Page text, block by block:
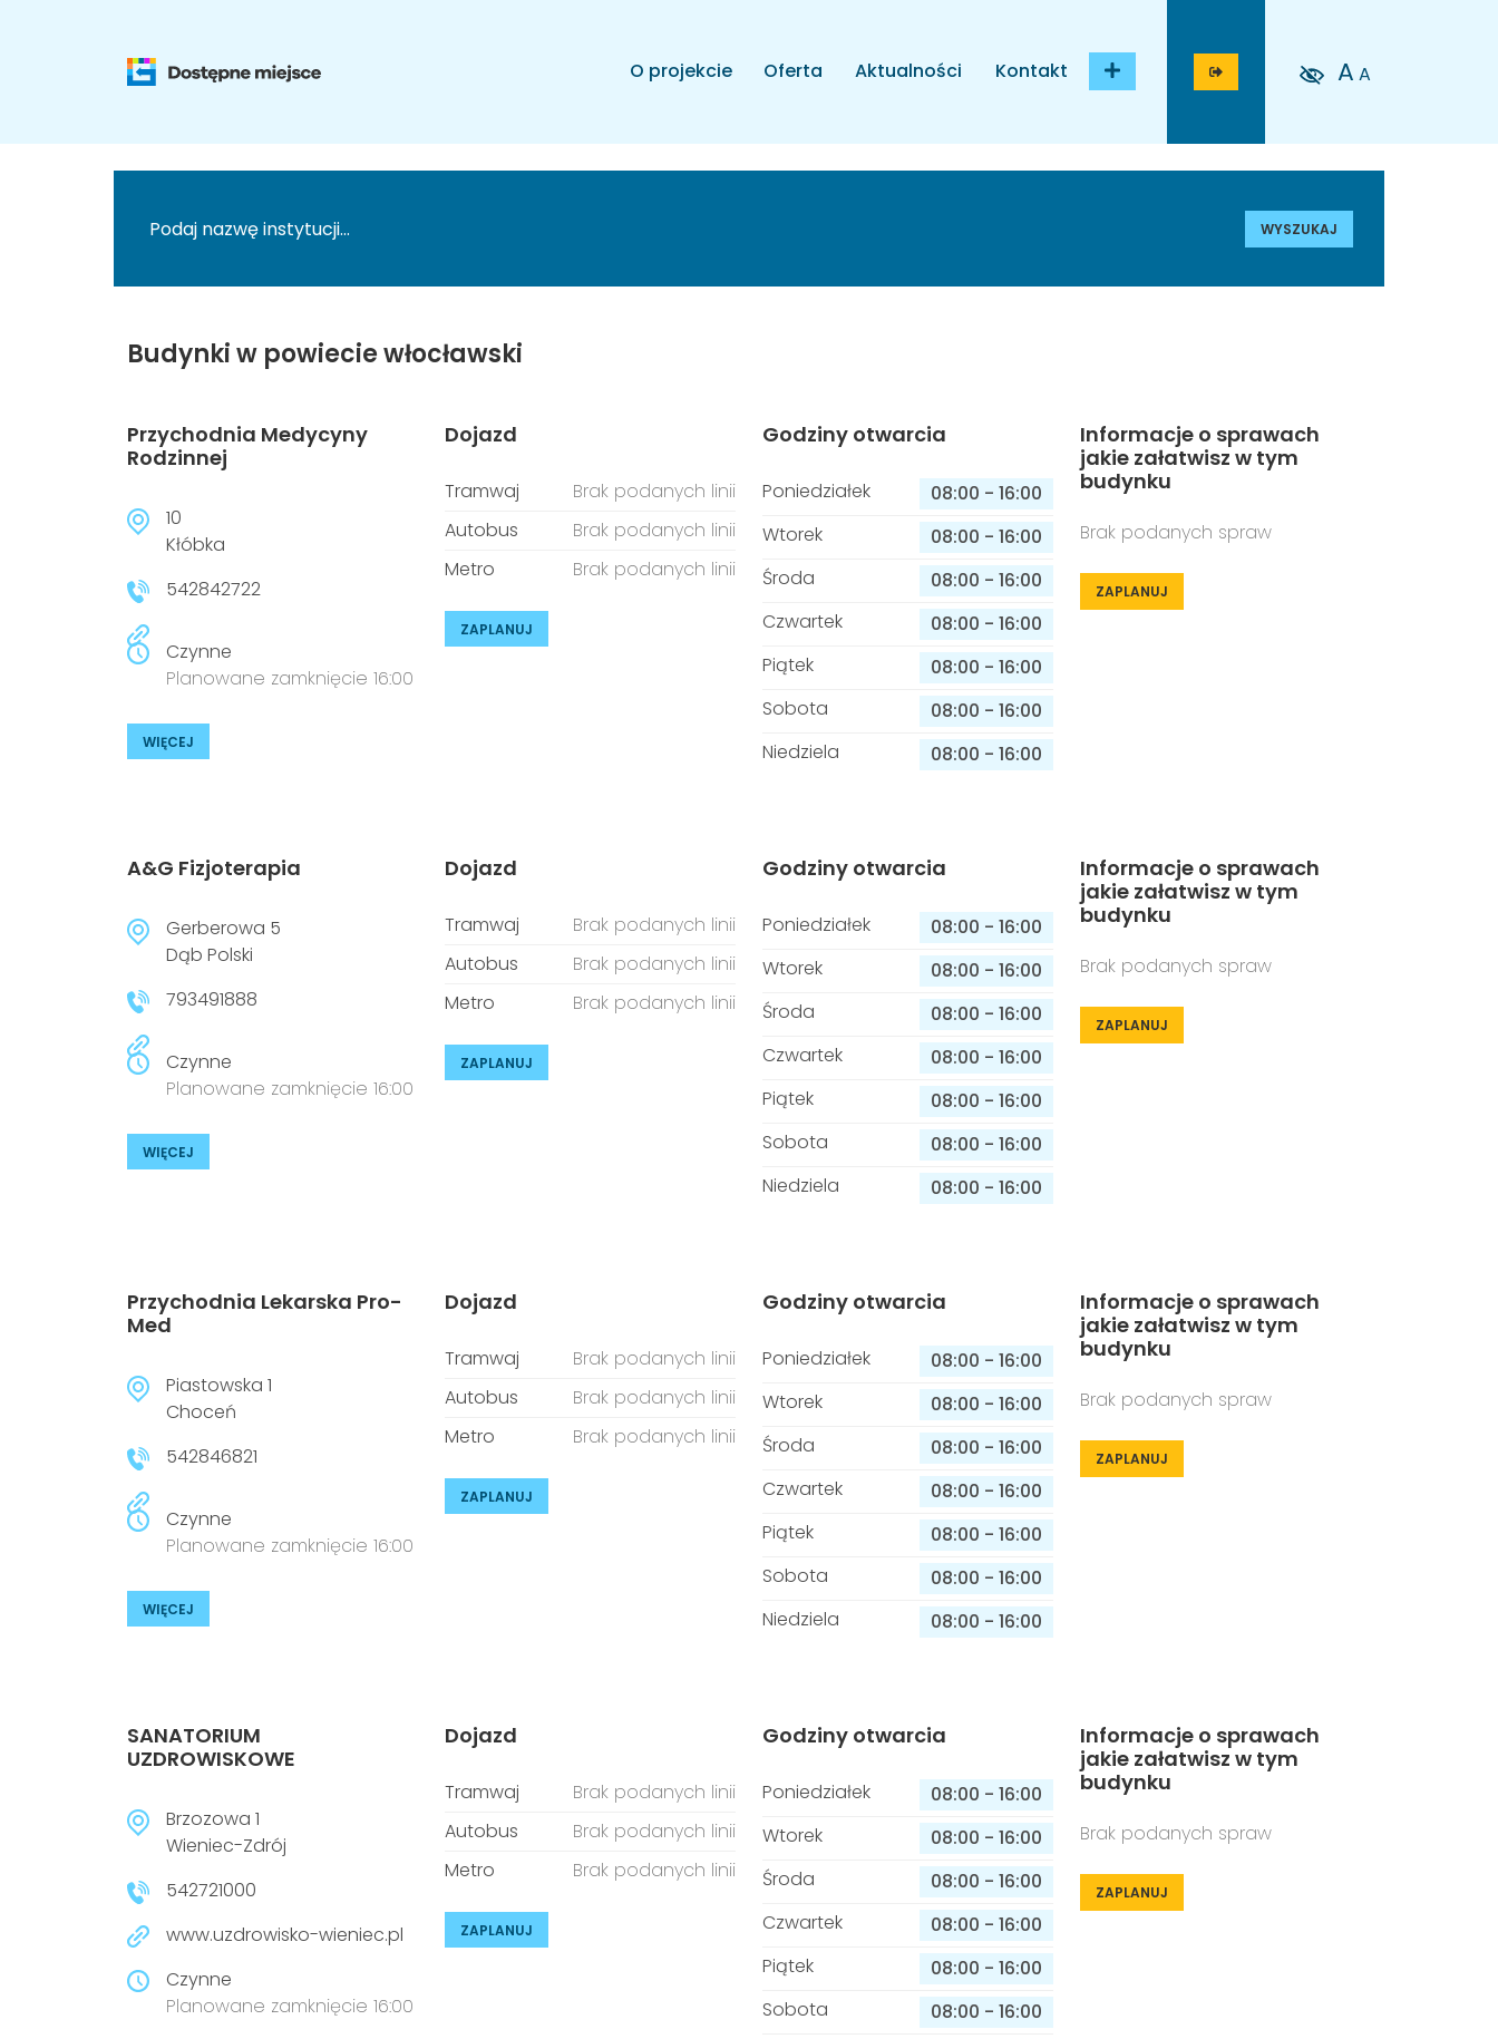
O projekcie Oferta Aktualności Kontakt A A
WYSZUKAJ
Budynki w powiecie włocławski
Przychodnia Medycyny
Rodzinnej
10
Kłóbka
542842722
Czynne
Planowane zamknięcie 16:00
WIĘCEJ
Dojazd
Tramwaj
Brak podanych linii
Autobus
Brak podanych linii
Metro
Brak podanych linii
ZAPLANUJ
Godziny otwarcia
Poniedziałek 08:00 - 16:00
Wtorek
08:00 - 16:00
Środa
08:00 - 16:00
Czwartek
08:00 - 16:00
Piątek
08:00 - 16:00
Sobota
08:00 - 16:00
Niedziela
08:00 - 16:00
Informacje o sprawach
jakie załatwisz w tym
budynku
Brak podanych spraw
ZAPLANUJ
A&G Fizjoterapia
Gerberowa 5
Dąb Polski
793491888
Czynne
Planowane zamknięcie 16:00
WIĘCEJ
Dojazd
Tramwaj
Brak podanych linii
Autobus
Brak podanych linii
Metro
Brak podanych linii
ZAPLANUJ
Godziny otwarcia
Poniedziałek 08:00 - 16:00
Wtorek
08:00 - 16:00
Środa
08:00 - 16:00
Czwartek
08:00 - 16:00
Piątek
08:00 - 16:00
Sobota
08:00 - 16:00
Niedziela
08:00 - 16:00
Informacje o sprawach
jakie załatwisz w tym
budynku
Brak podanych spraw
ZAPLANUJ
Przychodnia Lekarska Pro-
Med
Piastowska 1
Choceń
542846821
Czynne
Planowane zamknięcie 16:00
WIĘCEJ
Dojazd
Tramwaj
Brak podanych linii
Autobus
Brak podanych linii
Metro
Brak podanych linii
ZAPLANUJ
Godziny otwarcia
Poniedziałek 08:00 - 16:00
Wtorek
08:00 - 16:00
Środa
08:00 - 16:00
Czwartek
08:00 - 16:00
Piątek
08:00 - 16:00
Sobota
08:00 - 16:00
Niedziela
08:00 - 16:00
Informacje o sprawach
jakie załatwisz w tym
budynku
Brak podanych spraw
ZAPLANUJ
SANATORIUM
UZDROWISKOWE
Brzozowa 1
Wieniec-Zdrój
542721000
www.uzdrowisko-wieniec.pl
Czynne
Planowane zamknięcie 16:00
Dojazd
Tramwaj
Brak podanych linii
Autobus
Brak podanych linii
Metro
Brak podanych linii
ZAPLANUJ
Godziny otwarcia
Poniedziałek 08:00 - 16:00
Wtorek
08:00 - 16:00
Środa
08:00 - 16:00
Czwartek
08:00 - 16:00
Piątek
08:00 - 16:00
Sobota
08:00 - 16:00
Informacje o sprawach
jakie załatwisz w tym
budynku
Brak podanych spraw
ZAPLANUJ